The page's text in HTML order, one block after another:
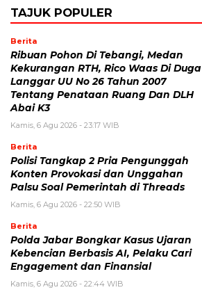
TAJUK POPULER
Berita
Ribuan Pohon Di Tebangi, Medan
Kekurangan RTH, Rico Waas Di Duga
Langgar UU No 26 Tahun 2007
Tentang Penataan Ruang Dan DLH
Abai K3
Kamis, 6 Agu 2026 - 23:17 WIB
Berita
Polisi Tangkap 2 Pria Pengunggah
Konten Provokasi dan Unggahan
Palsu Soal Pemerintah di Threads
Kamis, 6 Agu 2026 - 22:50 WIB
Berita
Polda Jabar Bongkar Kasus Ujaran
Kebencian Berbasis AI, Pelaku Cari
Engagement dan Finansial
Kamis, 6 Agu 2026 - 22:44 WIB